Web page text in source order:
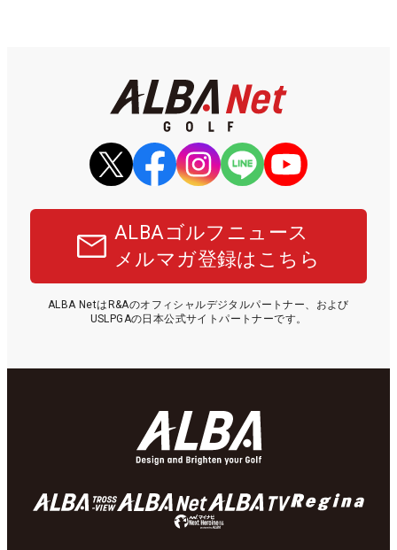
ALBAゴルフニュース
メルマガ登録はこちら
ALBA NetはR&Aのオフィシャルデジタルパートナー、および
USLPGAの日本公式サイトパートナーです。